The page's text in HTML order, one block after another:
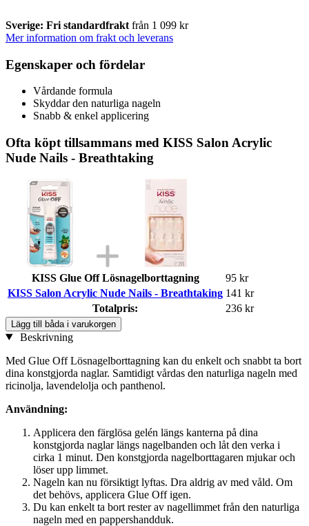
Sverige: Fri standardfrakt från 1 099 kr
Mer information om frakt och leverans
Egenskaper och fördelar
Vårdande formula
Skyddar den naturliga nageln
Snabb & enkel applicering
Ofta köpt tillsammans med KISS Salon Acrylic
Nude Nails - Breathtaking
KISS Glue Off Lösnagelborttagning
95 kr
KISS Salon Acrylic Nude Nails - Breathtaking 141 kr
Totalpris:
236 kr
Lägg till båda i varukorgen
Beskrivning
Med Glue Off Lösnagelborttagning kan du enkelt och snabbt ta bort
dina konstgjorda naglar. Samtidigt vårdas den naturliga nageln med
ricinolja, lavendelolja och panthenol.
Användning:
Applicera den färglösa gelén längs kanterna på dina
konstgjorda naglar längs nagelbanden och låt den verka i
cirka 1 minut. Den konstgjorda nagelborttagaren mjukar och
löser upp limmet.
Nageln kan nu försiktigt lyftas. Dra aldrig av med våld. Om
det behövs, applicera Glue Off igen.
Du kan enkelt ta bort rester av nagellimmet från den naturliga
nageln med en pappershandduk.